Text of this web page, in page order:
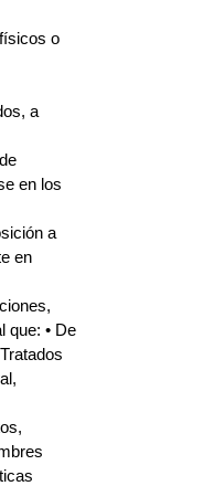
o
a
en los
a
en
que: • De